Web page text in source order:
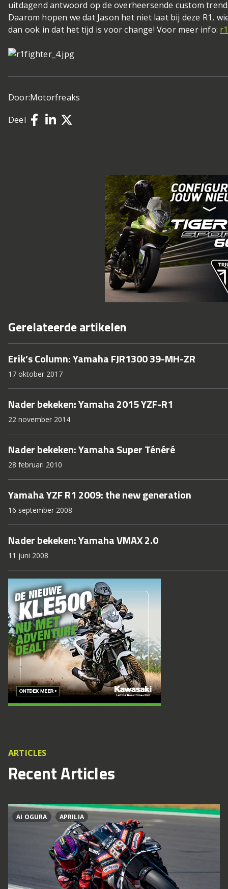
uitdagend antwoord op de overheersende custom
Daarom hopen we dat Jason het niet laat bij deze R1,
dan ook in dat het tijd is voor change! Voor meer info:
Door:Motorfreaks
Deel
Gerelateerde artikelen
Erik’s Column: Yamaha FJR1300 39-MH-ZR
17 oktober 2017
Nader bekeken: Yamaha 2015 YZF-R1
22 november 2014
Nader bekeken: Yamaha Super Ténéré
28 februari 2010
Yamaha YZF R1 2009: the new generation
16 september 2008
Nader bekeken: Yamaha VMAX 2.0
11 juni 2008
ARTICLES
Recent Articles
AI OGURA APRILIA